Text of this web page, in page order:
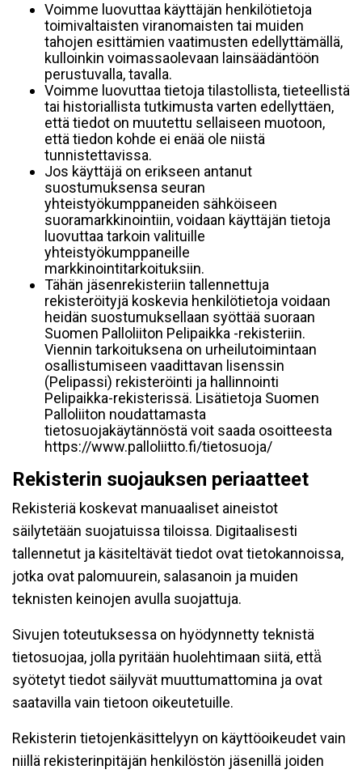
Voimme luovuttaa käyttäjän henkilötietoja
toimivaltaisten viranomaisten tai muiden
tahojen esittämien vaatimusten edellyttämällä,
kulloinkin voimassaolevaan lainsäädäntöön
perustuvalla, tavalla.
Voimme luovuttaa tietoja tilastollista, tieteellistä
tai historiallista tutkimusta varten edellyttäen,
että tiedot on muutettu sellaiseen muotoon,
että tiedon kohde ei enää ole niistä
tunnistettavissa.
Jos käyttäjä on erikseen antanut
suostumuksensa seuran
yhteistyökumppaneiden sähköiseen
suoramarkkinointiin, voidaan käyttäjän tietoja
luovuttaa tarkoin valituille
yhteistyökumppaneille
markkinointitarkoituksiin.
Tähän jäsenrekisteriin tallennettuja
rekisteröityjä koskevia henkilötietoja voidaan
heidän suostumuksellaan syöttää suoraan
Suomen Palloliiton Pelipaikka -rekisteriin.
Viennin tarkoituksena on urheilutoimintaan
osallistumiseen vaadittavan lisenssin
(Pelipassi) rekisteröinti ja hallinnointi
Pelipaikka-rekisterissä. Lisätietoja Suomen
Palloliiton noudattamasta
tietosuojakäytännöstä voit saada osoitteesta
https://www.palloliitto.fi/tietosuoja/
Rekisterin suojauksen periaatteet
Rekisteriä koskevat manuaaliset aineistot
säilytetään suojatuissa tiloissa. Digitaalisesti
tallennetut ja käsiteltävät tiedot ovat tietokannoissa,
jotka ovat palomuurein, salasanoin ja muiden
teknisten keinojen avulla suojattuja.
Sivujen toteutuksessa on hyödynnetty teknistä
tietosuojaa, jolla pyritään huolehtimaan siitä, että̈
syötetyt tiedot säilyvät muuttumattomina ja ovat
saatavilla vain tietoon oikeutetuille.
Rekisterin tietojenkäsittelyyn on käyttöoikeudet vain
niillä rekisterinpitäjän henkilöstön jäsenillä joiden